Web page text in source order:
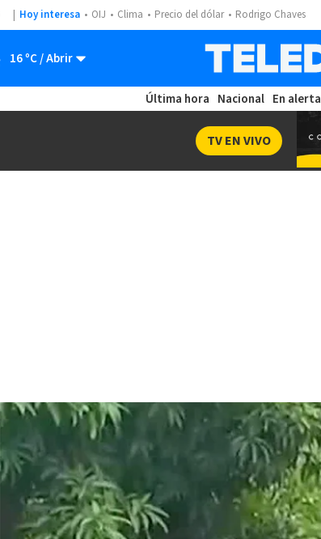
Hoy interesa OIJ Clima Precio del dólar Rodrigo Chaves
16 ºC
Última hora Nacional En alerta
TV EN VIVO